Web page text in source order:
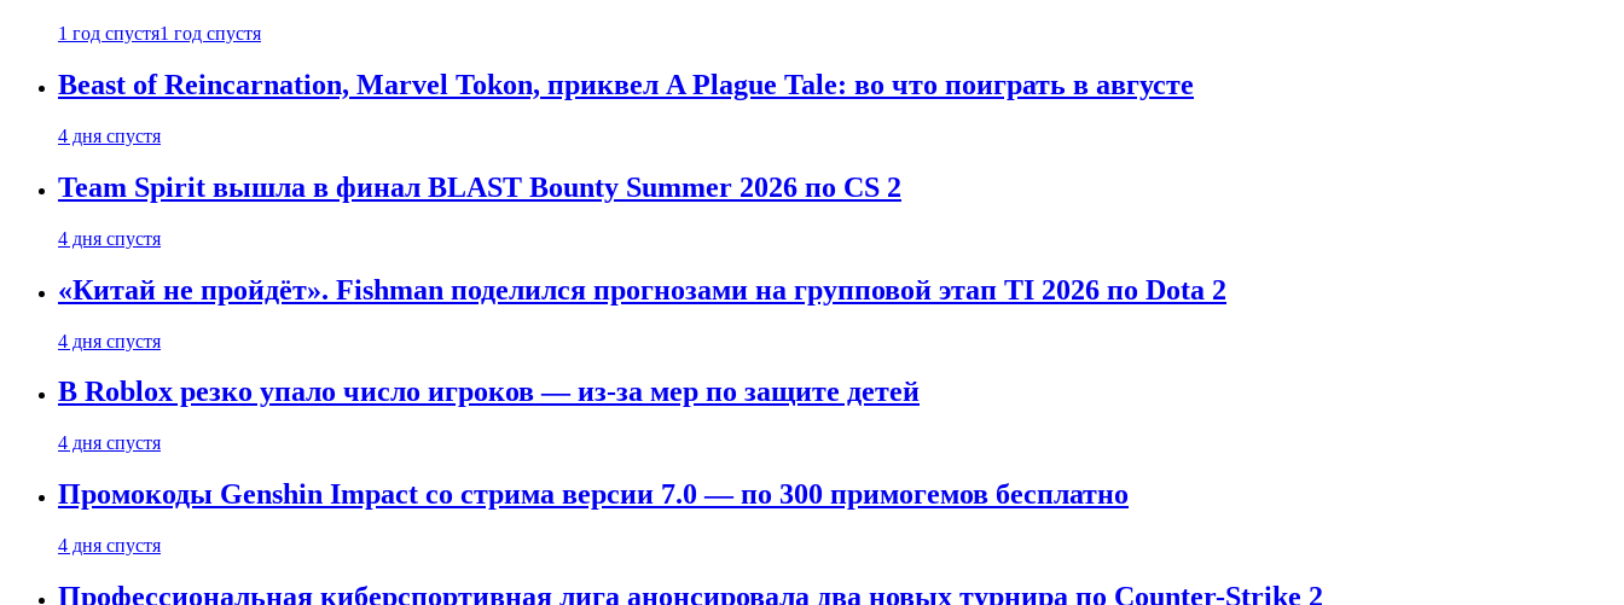
1 год спустя1 год спустя
Beast of Reincarnation, Marvel Tokon, приквел A Plague Tale: во что поиграть в августе
4 дня спустя
Team Spirit вышла в финал BLAST Bounty Summer 2026 по CS 2
4 дня спустя
«Китай не пройдёт». Fishman поделился прогнозами на групповой этап TI 2026 по Dota 2
4 дня спустя
В Roblox резко упало число игроков — из-за мер по защите детей
4 дня спустя
Промокоды Genshin Impact со стрима версии 7.0 — по 300 примогемов бесплатно
4 дня спустя
Профессиональная киберспортивная лига анонсировала два новых турнира по Counter-Strike 2